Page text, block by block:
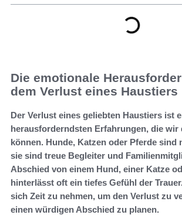
Die emotionale
dem Verlust eines Haustiers
Der Verlust eines geliebten Haustiers ist
herausforderndsten Erfahrungen, die wir
können. Hunde, Katzen oder Pferde sind
sie sind treue Begleiter und
Abschied von einem Hund, einer Katze
hinterlässt oft ein tiefes Gefühl der
sich Zeit zu nehmen, um den Verlust zu
einen würdigen Abschied zu planen.